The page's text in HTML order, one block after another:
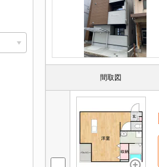
間取図